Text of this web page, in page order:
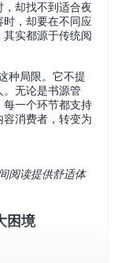
却找不到适合夜
，却要在不同应
实都源于传统阅
种局限。它不提
无论是书源管
每一个环节都支持
消费者，转变为
阅读提供舒适体
困境